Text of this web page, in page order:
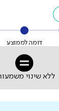
דומה לממוצע
ללא שינוי